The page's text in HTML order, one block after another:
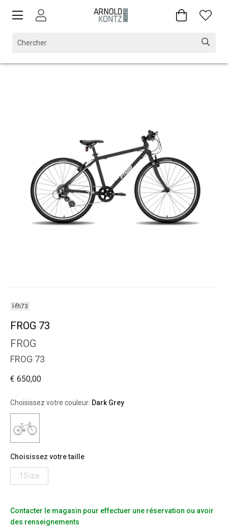
l-fh73
FROG 73
FROG
FROG 73
€ 650,00
Choisissez votre couleur: Dark Grey
Choisissez votre taille
1Size
Contacter le magasin pour effectuer une réservation ou avoir
des renseignements